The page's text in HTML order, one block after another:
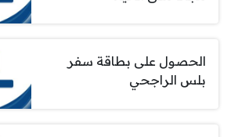
الحصول على بطاقة سفر
بلس الراجحي